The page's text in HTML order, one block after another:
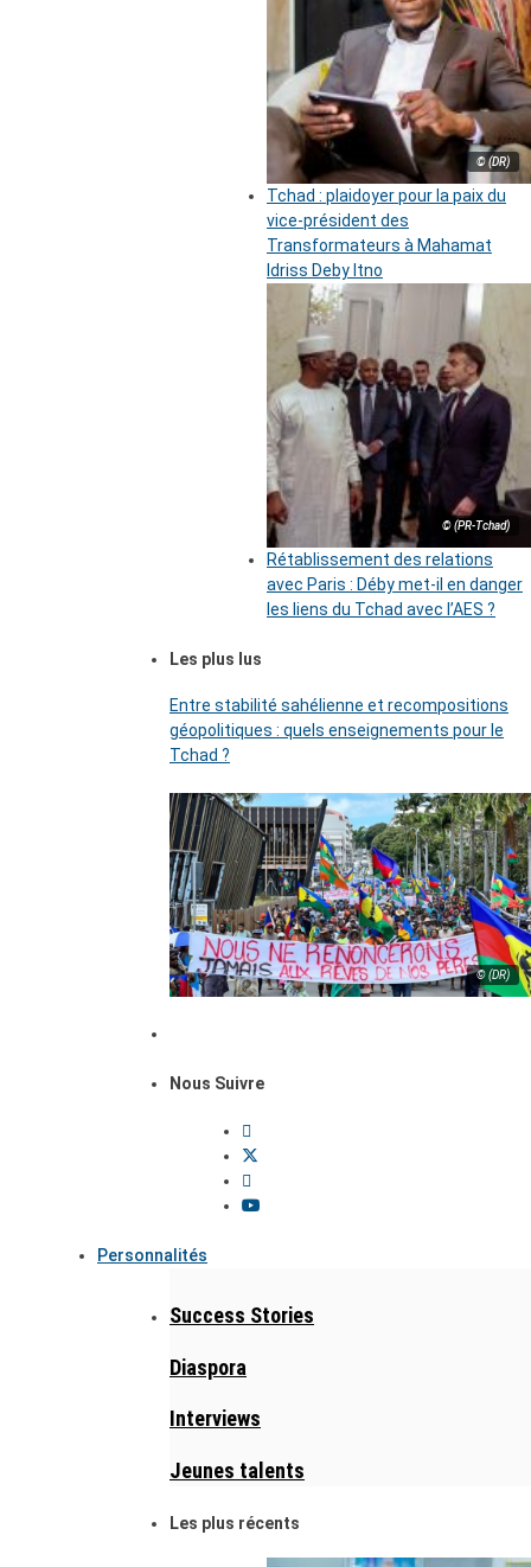
© (DR)
Tchad : plaidoyer pour la paix du
vice-président des
Transformateurs à Mahamat
Idriss Deby Itno
© (PR-Tchad)
Rétablissement des relations
avec Paris : Déby met-il en danger
les liens du Tchad avec l’AES ?
Les plus lus
Entre stabilité sahélienne et recompositions
géopolitiques : quels enseignements pour le
Tchad ?
© (DR)
Nous Suivre
Personnalités
Success Stories
Diaspora
Interviews
Jeunes talents
Les plus récents